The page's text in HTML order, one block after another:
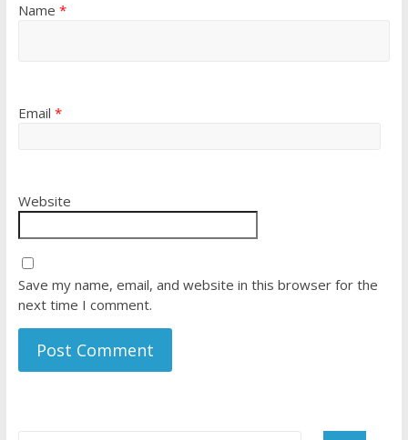
Name *
Email *
Website
Save my name, email, and website in this browser for the
next time I comment.